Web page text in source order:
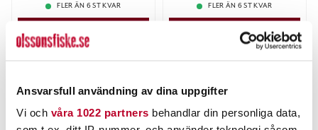
Ansvarsfull användning av dina uppgifter
Vi och våra 1022 partners behandlar din personliga data,
FLER ÄN 6 ST KVAR
LÄGG I VARUKORGEN
FLER ÄN 6 ST KVAR
LÄGG I VARUKORGEN
ANDRA TITTADE OCKSÅ PÅ